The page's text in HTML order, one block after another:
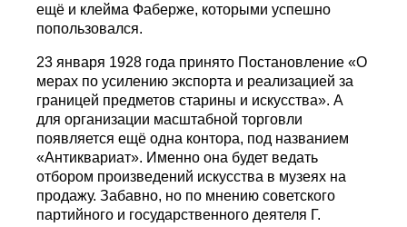
eщё и клейма Фаберже, которыми успешно
попользовался.
23 января 1928 года принято Постановление «О
мерах по усилению экспорта и реализацией за
границей предметов старины и искусства». А
для организации масштабной торговли
появляется ещё одна контора, под названием
«Антиквариат». Именно она будет ведать
отбором произведений искусства в музеях на
продажу. Забавно, но по мнению советского
партийного и государственного деятеля Г.